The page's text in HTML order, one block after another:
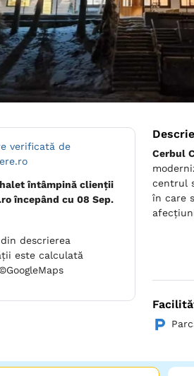
verificată de
întâmpină clienții
începând cu 08 Sep.
descrierea
este calculată
Cerbul
centrul
în care